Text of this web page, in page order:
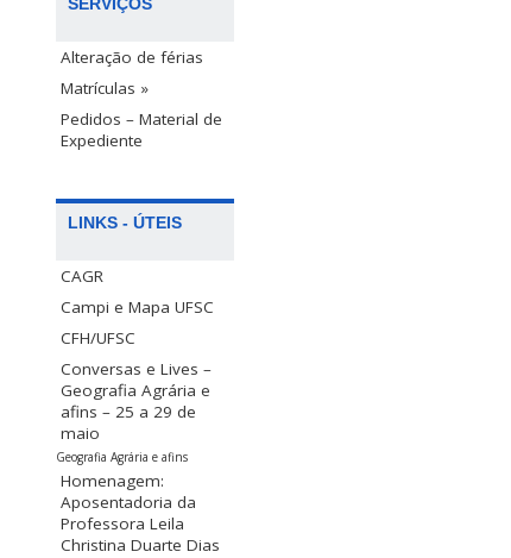
Alteração de férias
Matrículas »
Pedidos – Material de
Expediente
LINKS - ÚTEIS
CAGR
Campi e Mapa UFSC
CFH/UFSC
Conversas e Lives –
Geografia Agrária e
afins – 25 a 29 de
maio
Geografia Agrária e afins
Homenagem:
Aposentadoria da
Professora Leila
Christina Duarte Dias